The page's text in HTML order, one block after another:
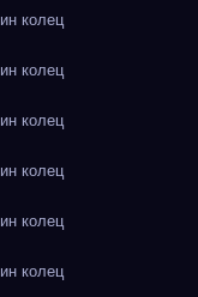
колец
колец
колец
колец
колец
колец